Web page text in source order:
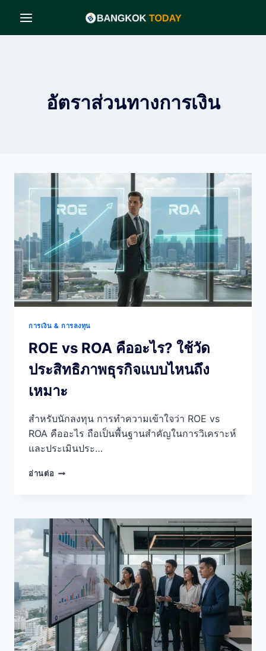
content
อัตราส่วนทางการเงิน
การเงิน & การลงทุน
ROE vs ROA คืออะไร? ใช้วัด
ประสิทธิภาพธุรกิจแบบไหนถึง
เหมาะ
สำหรับนักลงทุน การทำความเข้าใจว่า ROE vs
ROA คืออะไร ถือเป็นพื้นฐานสำคัญในการวิเคราะห์
และประเมินประ…
อ่านต่อ ROE
อะไร?
วัด
ประสิทธิภาพ
ธุรกิจ
แบบ
ไหน
ถึง
เหมาะ